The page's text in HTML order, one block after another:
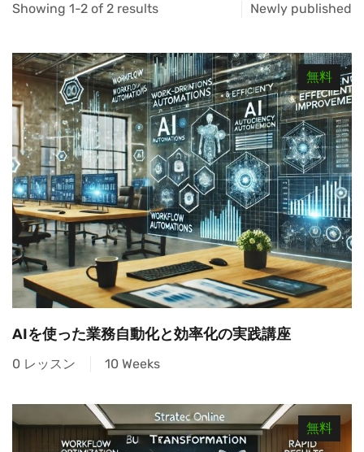
Showing 1-2 of 2 results
無料
AIを使った業務自動化と効率化の実践講座
0 レッスン 10 Weeks
無料